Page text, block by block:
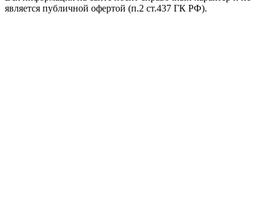
является публичной офертой (п.2 ст.437 ГК РФ).